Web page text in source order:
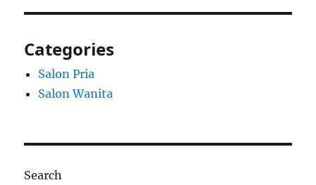
Categories
Salon Pria
Salon Wanita
Search